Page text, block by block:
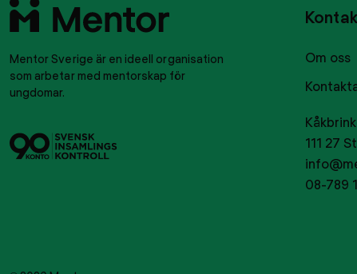
startsidan
Mentor Sverige är en ideell organisation
som arbetar med mentorskap för
ungdomar.
Svensk
insamlingskontroll
Om oss
111 27
08-789